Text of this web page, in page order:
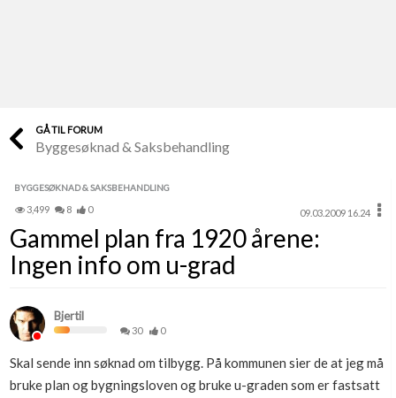
Finn håndverkere
Papirer som mangler
Skaff dokumentasjon som mangler
Kundeservice
Se din bolig? Klikk her
GÅ TIL FORUM
Byggesøknad & Saksbehandling
BYGGESØKNAD & SAKSBEHANDLING
3,499 8 0 09.03.2009 16.24
Gammel plan fra 1920 årene:
Ingen info om u-grad
Bjertil
30 0
Skal sende inn søknad om tilbygg. På kommunen sier de at jeg må
bruke plan og bygningsloven og bruke u-graden som er fastsatt